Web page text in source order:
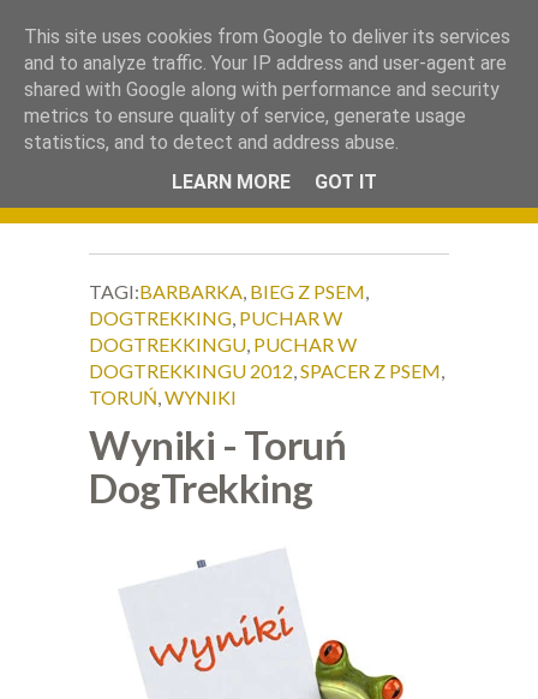
Okiem Obiektywu.
TAGI:BARBARKA, BIEG Z PSEM,
DOGTREKKING, PUCHAR W
DOGTREKKINGU, PUCHAR W
DOGTREKKINGU 2012,SPACER Z PSEM,
TORUŃ,WYNIKI
Wyniki - Toruń
DogTrekking
This site uses cookies from Google to deliver its services
and to analyze traffic. Your IP address and user-agent are
shared with Google along with performance and security
metrics to ensure quality of service, generate usage
statistics, and to detect and address abuse.
LEARN MORE
GOT IT